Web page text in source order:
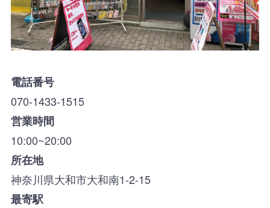
電話番号
070-1433-1515
営業時間
10:00~20:00
所在地
神奈川県大和市大和南1-2-15
最寄駅